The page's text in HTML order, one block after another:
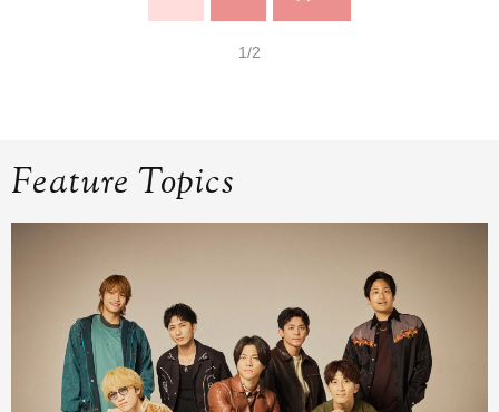
1/2
Feature Topics